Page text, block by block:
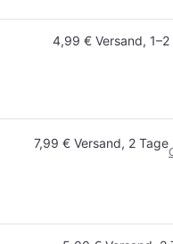
4,99 € Versand,
7,99 € Versand, 2 Tage